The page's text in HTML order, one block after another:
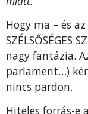
Hogy ma – és
SZÉLSŐSÉGES
nagy fantázia.
parlament…)
nincs pardon.
Hiteles forrás-e